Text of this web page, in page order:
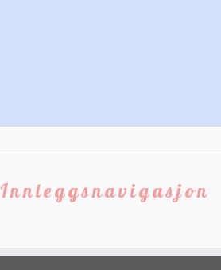
Innleggsnavigasjon